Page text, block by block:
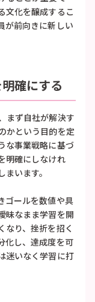
文化を醸成するこ
が前向きに新しい
確にする
まず自社が解決す
かという目的を定
な事業戦略に基づ
明確にしなけれ
います。
ゴールを数値や具
昧なまま学習を開
なり、挫折を招く
化し、達成度を可
迷いなく学習に打